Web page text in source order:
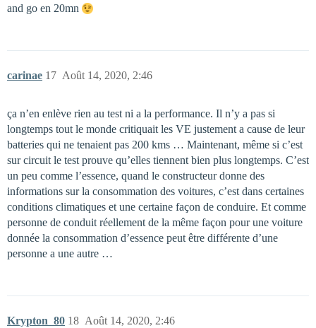
and go en 20mn
carinae Août 14, 2020, 2:46
17
ça n’en enlève rien au test ni a la performance. Il n’y a pas si
longtemps tout le monde critiquait les VE justement a cause de leur
batteries qui ne tenaient pas 200 kms … Maintenant, même si c’est
sur circuit le test prouve qu’elles tiennent bien plus longtemps. C’est
un peu comme l’essence, quand le constructeur donne des
informations sur la consommation des voitures, c’est dans certaines
conditions climatiques et une certaine façon de conduire. Et comme
personne de conduit réellement de la même façon pour une voiture
donnée la consommation d’essence peut être différente d’une
personne a une autre …
Krypton_80 Août 14, 2020, 2:46
18